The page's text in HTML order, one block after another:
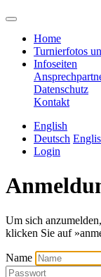
Home
Turnierfotos
Infoseiten
Datenschutz
Kontakt
English
Deutsch
Login
Um sich
klicken Sie auf
Name